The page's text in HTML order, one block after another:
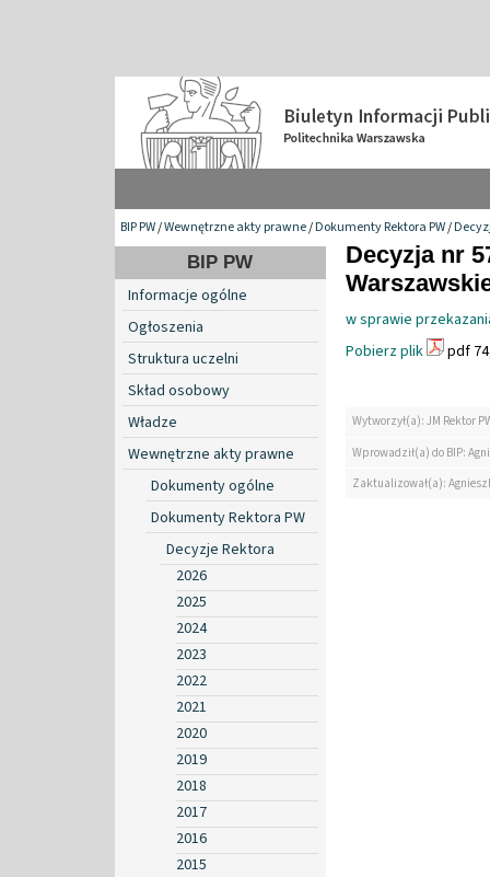
BIP PW/Wewnętrzne akty prawne/Dokumenty Rektora PW/
BIP PW
Informacje ogólne
Ogłoszenia
Struktura uczelni
Skład osobowy
Władze
Wewnętrzne akty prawne
Dokumenty ogólne
Dokumenty Rektora PW
Decyzje Rektora
2026
2025
2024
2023
2022
2021
2020
2019
2018
2017
2016
2015
Decyzja nr
w sprawie
Pobierz plik
pdf
Wytworzył(a): JM Rektor
Wprowadził(a) do BIP:
Zaktualizował(a):